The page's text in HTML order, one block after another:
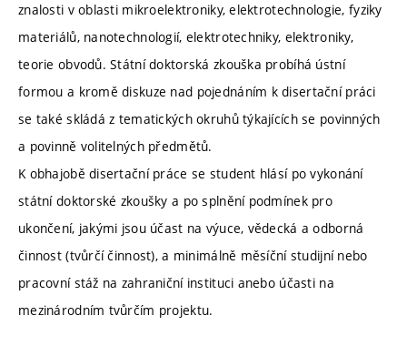
znalosti v oblasti mikroelektroniky, elektrotechnologie, fyziky
materiálů, nanotechnologií, elektrotechniky, elektroniky,
teorie obvodů. Státní doktorská zkouška probíhá ústní
formou a kromě diskuze nad pojednáním k disertační práci
se také skládá z tematických okruhů týkajících se povinných
a povinně volitelných předmětů.
K obhajobě disertační práce se student hlásí po vykonání
státní doktorské zkoušky a po splnění podmínek pro
ukončení, jakými jsou účast na výuce, vědecká a odborná
činnost (tvůrčí činnost), a minimálně měsíční studijní nebo
pracovní stáž na zahraniční instituci anebo účasti na
mezinárodním tvůrčím projektu.